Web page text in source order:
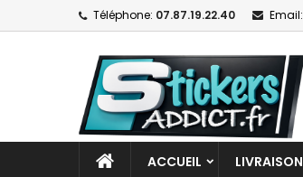
Téléphone: 07.87.19.22.40 Email:
ACCUEIL LIVRAISON